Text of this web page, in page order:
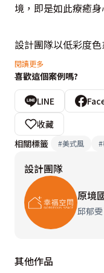
境，即是如此療癒身
設計團隊以低彩度
勒歐式風情，特殊拼
純淨的日常容器。自
都能盡情嶄露最真
而居、各自安好，
閱讀更多
喜歡這個案例嗎?
LINE
收藏
相關標籤
#美式風 #
設計團隊
原境
邱郁雯
其他作品